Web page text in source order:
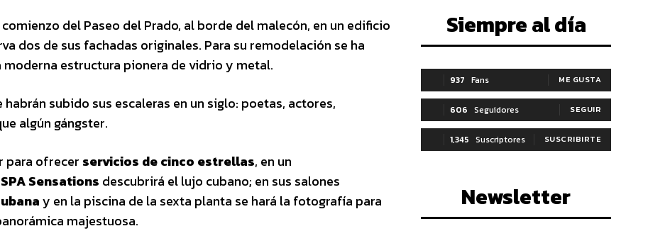
del Paseo del Prado, al borde del malecón, en un edificio
dos de sus fachadas originales. Para su remodelación se ha
estructura pionera de vidrio y metal.
subido sus escaleras en un siglo: poetas, actores,
algún gángster.
para ofrecer servicios de cinco estrellas, en un
SPA Sensations descubrirá el lujo cubano; en sus salones
y en la piscina de la sexta planta se hará la fotografía para
majestuosa.
Siempre al día
937 Fans ME GUSTA
606 Seguidores SEGUIR
1,345 Suscriptores SUSCRIBIRTE
Newsletter